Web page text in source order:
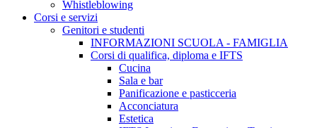
Whistleblowing
Corsi e servizi
Genitori e studenti
INFORMAZIONI SCUOLA - FAMIGLIA
Corsi di qualifica, diploma e IFTS
Cucina
Sala e bar
Panificazione e pasticceria
Acconciatura
Estetica